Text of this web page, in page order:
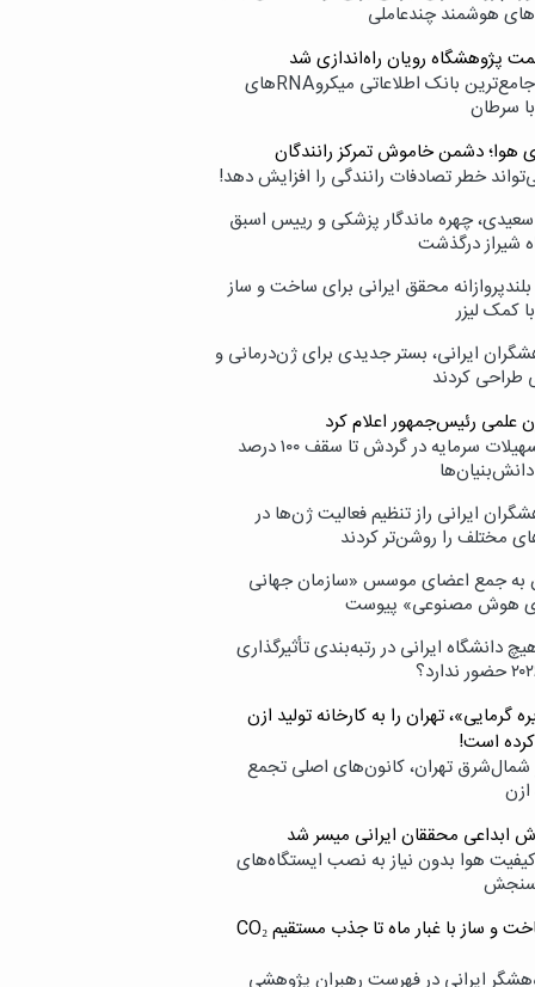
هوشمند چندعاملی
پژوهشگاه رویان راه‌اندازی شد
نامیرا؛ جامع‌ترین بانک اطلاعاتی میکروRNAهای
سرطان
هوا؛ دشمن خاموش تمرکز رانندگان
خطر تصادفات رانندگی را افزایش دهد!
چهره ماندگار پزشکی و رییس اسبق
شیراز درگذشت
بلندپروازانه محقق ایرانی برای ساخت و ساز
کمک لیزر
ایرانی، بستر جدیدی برای ژن‌درمانی و
طراحی کردند
علمی رئیس‌جمهور اعلام کرد
ارائه تسهیلات سرمایه در گردش تا سقف ۱۰۰ درصد
ایرانی راز تنظیم فعالیت ژن‌ها در
مختلف را روشن‌تر کردند
به جمع اعضای موسس «سازمان جهانی
هوش مصنوعی» پیوست
دانشگاه ایرانی در رتبه‌بندی تأثیرگذاری
گرمایی»، تهران را به کارخانه تولید ازن
است!
تهران، کانون‌های اصلی تجمع
ازن
ابداعی محققان ایرانی میسر شد
کیفیت هوا بدون نیاز به نصب ایستگاه‌های
از ساخت و ساز با غبار ماه تا جذب مستقیم CO₂
ایرانی در فهرست رهبران پژوهشی